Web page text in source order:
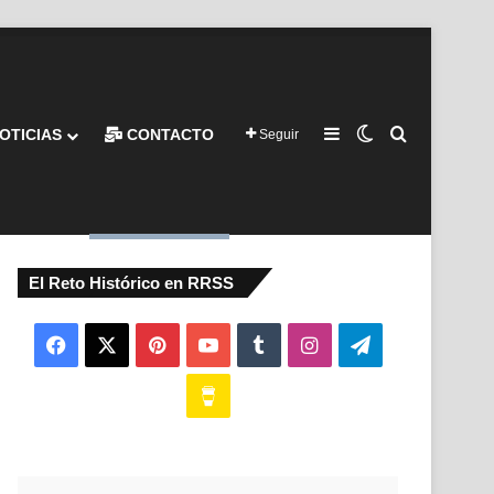
CONTACTO Seguir Barra lateral
Switch skin
El Reto Histórico en RRSS
Facebook PinterestYouTubeTumblrInstagramTelegram